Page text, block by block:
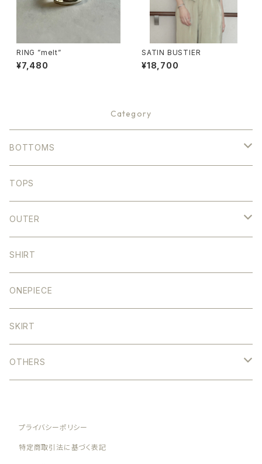
RING ”melt”
¥7,480
SATIN BUSTIER
¥18,700
Category
BOTTOMS
DENIM
STRIGHT
WIDE
COLOR
STRAIGHT
WIDE
TOPS
OUTER
DENIM
SHORT
MIDDLE
LONG
SHIRT
ONEPIECE
SKIRT
OTHERS
ACCESSORY
プライバシーポリシー
特定商取引法に基づく表記